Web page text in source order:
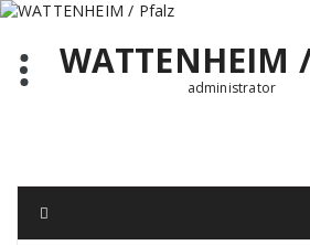
Zum
springenWATTENHEIM
administrator